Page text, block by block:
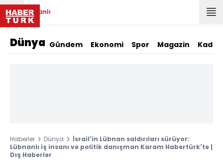
Canlı
Dünya Gündem Ekonomi Spor Magazin Kadın
Haberler Dünya
İsrail'in Lübnan saldırıları sürüyor:
Lübnanlı iş insanı ve politik danışman Karam Habertürk'te |
Dış Haberler